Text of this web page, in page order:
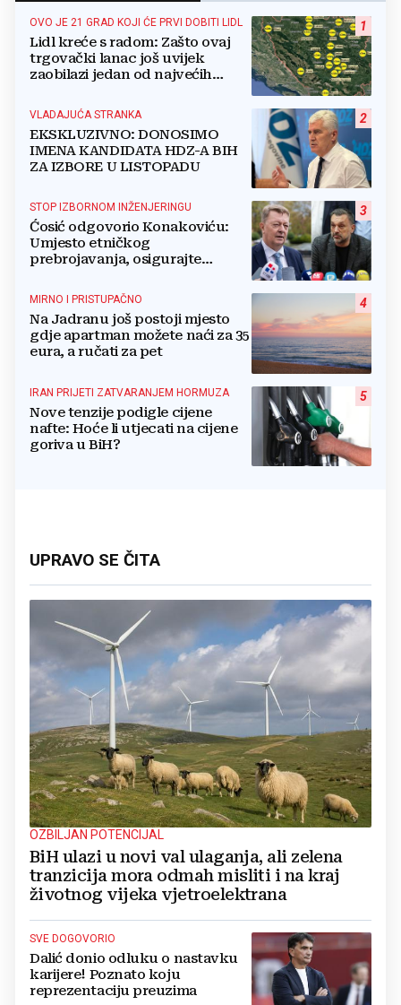
1
OVO JE 21 GRAD KOJI ĆE PRVI DOBITI LIDL
Lidl kreće s radom: Zašto ovaj
trgovački lanac još uvijek
zaobilazi jedan od najvećih
2
VLADAJUĆA STRANKA
EKSKLUZIVNO: DONOSIMO
IMENA KANDIDATA HDZ-A BIH
ZA IZBORE U LISTOPADU
3
STOP IZBORNOM INŽENJERINGU
Ćosić odgovorio Konakoviću:
Umjesto etničkog
prebrojavanja, osigurajte
4
MIRNO I PRISTUPAČNO
Na Jadranu još postoji mjesto
gdje apartman možete naći za 35
eura, a ručati za pet
5
IRAN PRIJETI ZATVARANJEM HORMUZA
Nove tenzije podigle cijene
nafte: Hoće li utjecati na cijene
goriva u BiH?
UPRAVO SE ČITA
OZBILJAN POTENCIJAL
BiH ulazi u novi val ulaganja, ali zelena
tranzicija mora odmah misliti i na kraj
životnog vijeka vjetroelektrana
SVE DOGOVORIO
Dalić donio odluku o nastavku
karijere! Poznato koju
reprezentaciju preuzima